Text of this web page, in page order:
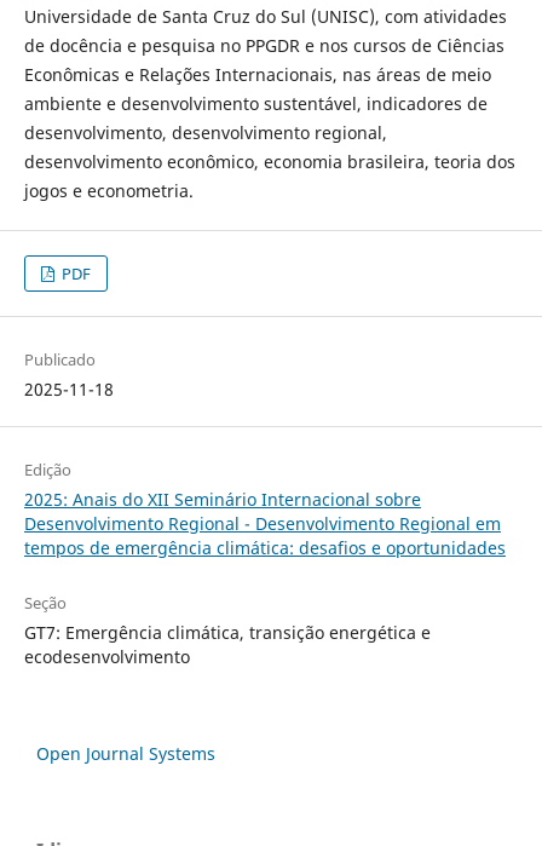
Universidade de Santa Cruz do Sul (UNISC), com atividades
de docência e pesquisa no PPGDR e nos cursos de Ciências
Econômicas e Relações Internacionais, nas áreas de meio
ambiente e desenvolvimento sustentável, indicadores de
desenvolvimento, desenvolvimento regional,
desenvolvimento econômico, economia brasileira, teoria dos
jogos e econometria.
PDF
Publicado
2025-11-18
Edição
2025: Anais do XII Seminário Internacional sobre
Desenvolvimento Regional - Desenvolvimento Regional em
tempos de emergência climática: desafios e oportunidades
Seção
GT7: Emergência climática, transição energética e
ecodesenvolvimento
Open Journal Systems